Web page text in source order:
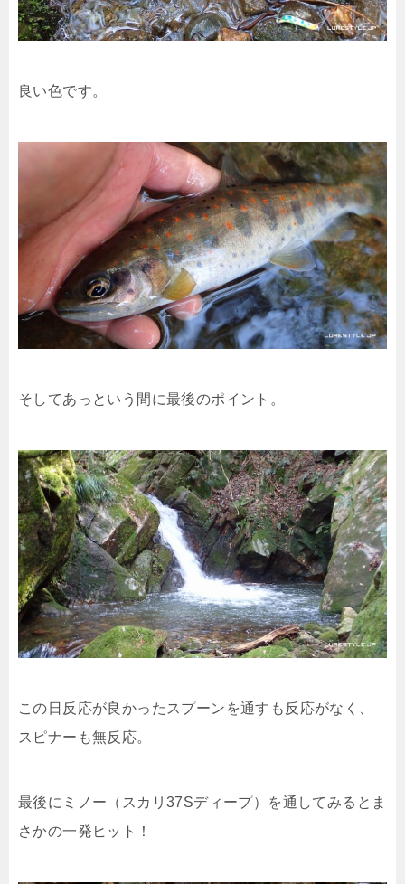
良い色です。
そしてあっという間に最後のポイント。
この日反応が良かったスプーンを通すも反応がなく、
スピナーも無反応。
最後にミノー（スカリ37Sディープ）を通してみるとま
さかの一発ヒット！